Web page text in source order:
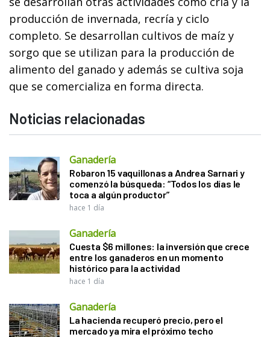
producción de invernada, recría y ciclo
completo. Se desarrollan cultivos de maíz y
sorgo que se utilizan para la producción de
alimento del ganado y además se cultiva soja
que se comercializa en forma directa.
Noticias relacionadas
Ganadería
Robaron 15 vaquillonas a Andrea Sarnari y
comenzó la búsqueda: “Todos los días le
toca a algún productor”
hace 1 día
Ganadería
Cuesta $6 millones: la inversión que crece
entre los ganaderos en un momento
histórico para la actividad
hace 1 día
Ganadería
La hacienda recuperó precio, pero el
mercado ya mira el próximo techo